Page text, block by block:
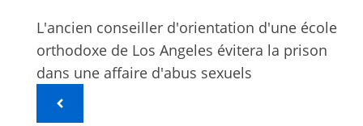
L'ancien conseiller d'orientation d'une école
orthodoxe de Los Angeles évitera la prison
dans une affaire d'abus sexuels